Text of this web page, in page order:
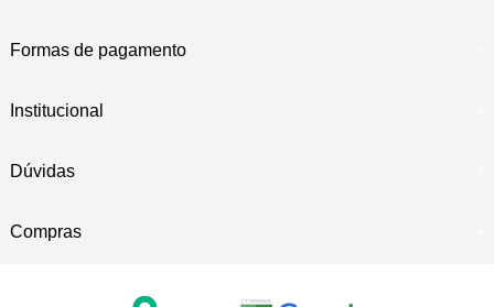
Formas de pagamento
Institucional
Dúvidas
Compras